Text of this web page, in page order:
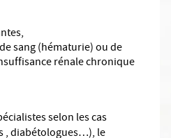
sang (hématurie) ou de
rénale chronique
selon les cas
, diabétologues…), le